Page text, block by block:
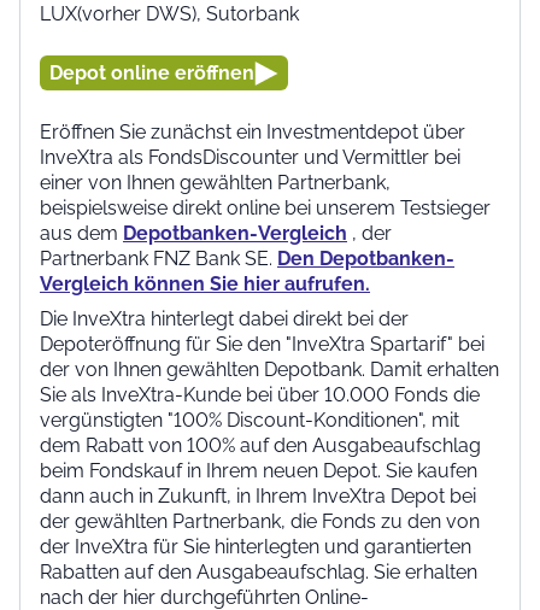
LUX(vorher DWS), Sutorbank
Depot online eröffnen
Eröffnen Sie zunächst ein Investmentdepot über
InveXtra als FondsDiscounter und Vermittler bei
einer von Ihnen gewählten Partnerbank,
beispielsweise direkt online bei unserem Testsieger
aus dem Depotbanken-Vergleich , der
Partnerbank FNZ Bank SE. Den Depotbanken-
Vergleich können Sie hier aufrufen.
Die InveXtra hinterlegt dabei direkt bei der
Depoteröffnung für Sie den "InveXtra Spartarif" bei
der von Ihnen gewählten Depotbank. Damit erhalten
Sie als InveXtra-Kunde bei über 10.000 Fonds die
vergünstigten "100% Discount-Konditionen", mit
dem Rabatt von 100% auf den Ausgabeaufschlag
beim Fondskauf in Ihrem neuen Depot. Sie kaufen
dann auch in Zukunft, in Ihrem InveXtra Depot bei
der gewählten Partnerbank, die Fonds zu den von
der InveXtra für Sie hinterlegten und garantierten
Rabatten auf den Ausgabeaufschlag. Sie erhalten
nach der hier durchgeführten Online-